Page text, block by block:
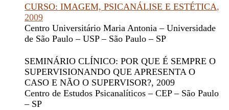
CURSO: IMAGEM, PSICANÁLISE E ESTÉTICA,
2009
Centro Universitário Maria Antonia – Universidade
de São Paulo – USP – São Paulo – SP
SEMINÁRIO CLÍNICO: POR QUE É SEMPRE O
SUPERVISIONANDO QUE APRESENTA O
CASO E NÃO O SUPERVISOR?, 2009
Centro de Estudos Psicanalíticos – CEP – São Paulo
– SP